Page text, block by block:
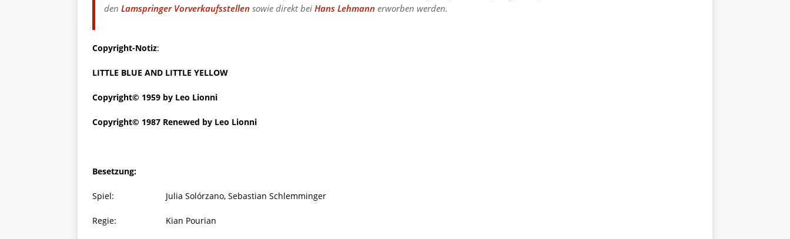
den Lamspringer Vorverkaufsstellen sowie direkt bei Hans Lehmann erworben werden.
Copyright-Notiz:
LITTLE BLUE AND LITTLE YELLOW
Copyright© 1959 by Leo Lionni
Copyright© 1987 Renewed by Leo Lionni
Besetzung:
Spiel: Julia Solórzano, Sebastian Schlemminger
Regie: Kian Pourian